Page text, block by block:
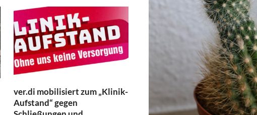
ver.di mobilisiert zum „Klinik-
Aufstand“ gegen